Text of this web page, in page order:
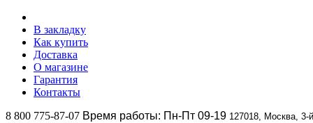
В закладку
Как купить
Доставка
О магазине
Гарантия
Контакты
8 800 775-87-07 Время работы: Пн-Пт 09-19 127018, Москва,